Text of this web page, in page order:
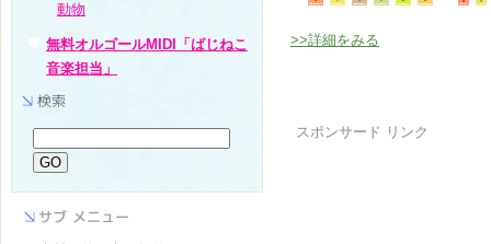
>>詳細をみる
スポンサード リンク
動物
無料オルゴールMIDI「ばじねこ
音楽担当」